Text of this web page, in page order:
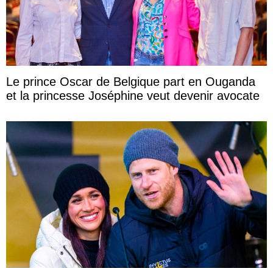
Le prince Oscar de Belgique part en Ouganda
et la princesse Joséphine veut devenir avocate